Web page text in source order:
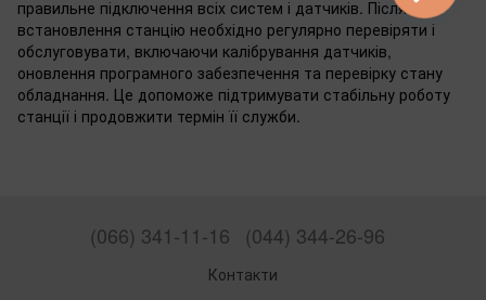
правильне підключення всіх систем і датчиків. Після
встановлення станцію необхідно регулярно перевіряти і
обслуговувати, включаючи калібрування датчиків,
оновлення програмного забезпечення та перевірку стану
обладнання. Це допоможе підтримувати стабільну роботу
станції і продовжити термін її служби.
(066) 341-11-16 (044) 344-26-96
Контакти